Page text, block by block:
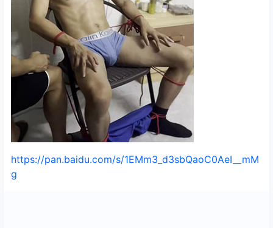
https://pan.baidu.com/s/1EMm3_d3sbQaoC0AeI__mM
g